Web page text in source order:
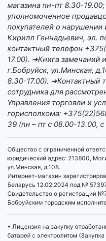
магазина пн-пт 8.30-
уполномоченное
покупателей о нарушении
Кирилл Геннадьевич, эл.
контактный телефон
17.00). ➔Книга замечаний
г.Бобруйск, ул.Минская,
8.30-17.00). ➔Контактный
сотрудника для
Управления торговли и
горисполкома:
39 (пн – пт с 08.00-13.00, с
Общество с ограниченной
юридический адрес: 213800,
ул.Минская, д.108.
Интернет-магазин
Беларусь 12.02.2024 под №
Свидетельство о регистрации
Бобруйским городским
• Лицензия на закупку
батарей с электролитом